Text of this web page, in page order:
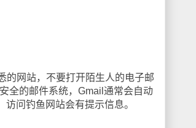
网站，不要打开陌生人的电子邮
全的邮件系统，Gmail通常会自动
问钓鱼网站会有提示信息。